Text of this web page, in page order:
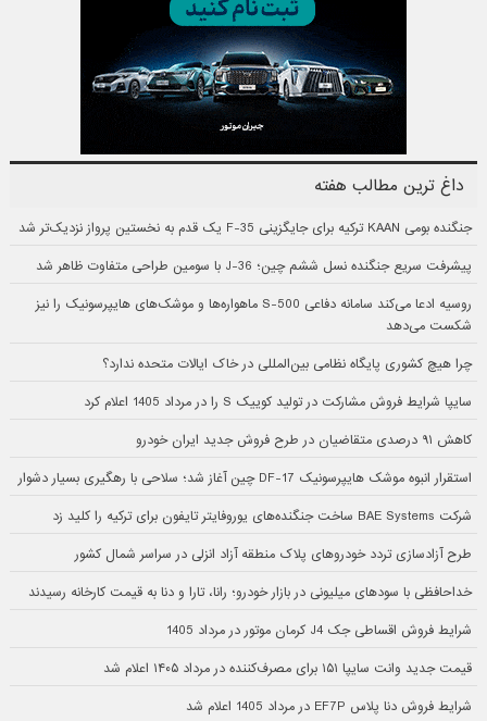
داغ ترین مطالب هفته
جنگنده بومی KAAN ترکیه برای جایگزینی F-35 یک قدم به نخستین پرواز نزدیک‌تر شد
پیشرفت سریع جنگنده نسل ششم چین؛ J-36 با سومین طراحی متفاوت ظاهر شد
روسیه ادعا می‌کند سامانه دفاعی S-500 ماهواره‌ها و موشک‌های هایپرسونیک را نیز
شکست می‌دهد
چرا هیچ کشوری پایگاه نظامی بین‌المللی در خاک ایالات متحده ندارد؟
سایپا شرایط فروش مشارکت در تولید کوییک S را در مرداد 1405 اعلام کرد
کاهش ۹۱ درصدی متقاضیان در طرح فروش جدید ایران خودرو
استقرار انبوه موشک هایپرسونیک DF-17 چین آغاز شد؛ سلاحی با رهگیری بسیار دشوار
شرکت BAE Systems ساخت جنگنده‌های یوروفایتر تایفون برای ترکیه را کلید زد
طرح آزادسازی تردد خودروهای پلاک منطقه آزاد انزلی در سراسر شمال کشور
خداحافظی با سودهای میلیونی در بازار خودرو؛ رانا، تارا و دنا به قیمت کارخانه رسیدند
شرایط فروش اقساطی جک J4 کرمان موتور در مرداد 1405
قیمت جدید وانت سایپا ۱۵۱ برای مصرف‌کننده در مرداد ۱۴۰۵ اعلام شد
شرایط فروش دنا پلاس EF7P در مرداد 1405 اعلام شد